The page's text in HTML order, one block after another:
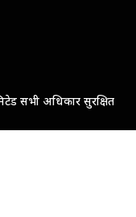
सभी अधिकार सुरक्षित